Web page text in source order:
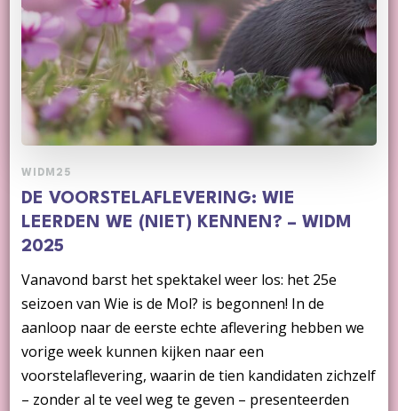
WIDM25
DE VOORSTELAFLEVERING: WIE
LEERDEN WE (NIET) KENNEN? – WIDM
2025
Vanavond barst het spektakel weer los: het 25e
seizoen van Wie is de Mol? is begonnen! In de
aanloop naar de eerste echte aflevering hebben we
vorige week kunnen kijken naar een
voorstelaflevering, waarin de tien kandidaten zichzelf
– zonder al te veel weg te geven – presenteerden